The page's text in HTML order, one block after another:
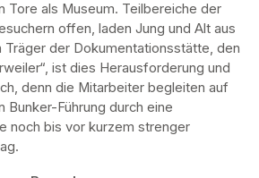
Tore als Museum. Teilbereiche der
offen, laden Jung und Alt aus
Träger der Dokumentationsstätte, den
ist dies Herausforderung und
denn die Mitarbeiter begleiten auf
Bunker-Führung durch eine
noch bis vor kurzem strenger